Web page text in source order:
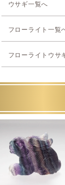
ウサギ一覧へ
フローライト一覧
フローライトウサ